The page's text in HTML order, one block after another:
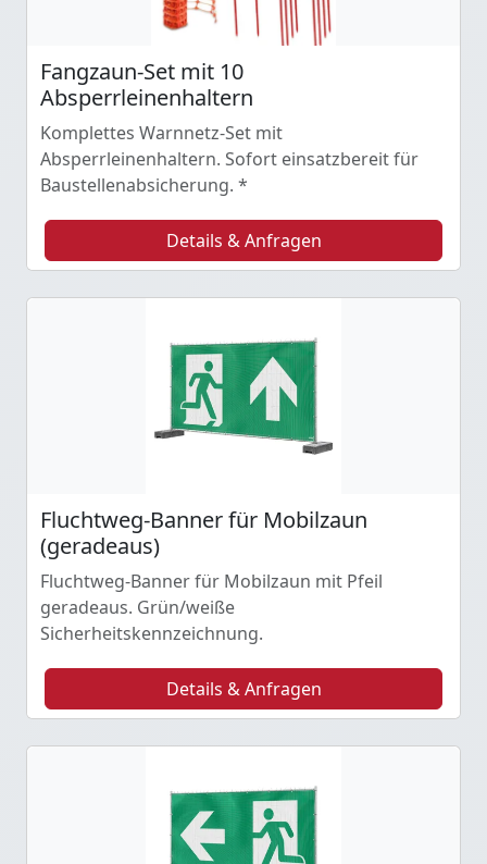
Fangzaun-Set mit 10
Absperrleinenhaltern
Komplettes Warnnetz-Set mit
Absperrleinenhaltern. Sofort einsatzbereit für
Baustellenabsicherung. *
Details & Anfragen
Fluchtweg-Banner für Mobilzaun
(geradeaus)
Fluchtweg-Banner für Mobilzaun mit Pfeil
geradeaus. Grün/weiße
Sicherheitskennzeichnung.
Details & Anfragen